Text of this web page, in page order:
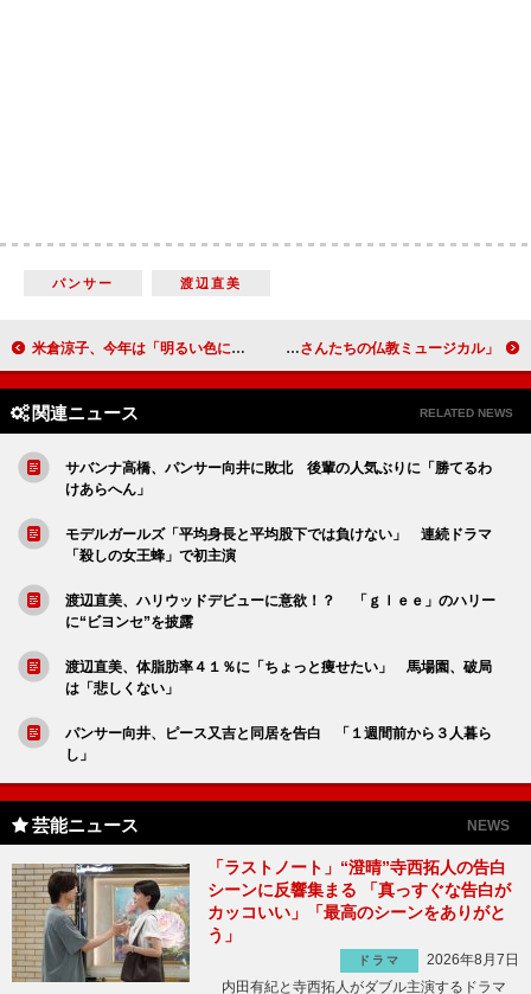
パンサー 渡辺直美
米倉涼子、今年は「明るい色にトライしたい」 ファッションショーにゲスト出演 舞台「ぶっせん」、ドラマ後から卒業までを描く 桐山漣「見どころは坊さんたちの仏教ミュージカル」
関連ニュース RELATED NEWS
サバンナ高橋、パンサー向井に敗北 後輩の人気ぶりに「勝てるわ
けあらへん」
モデルガールズ「平均身長と平均股下では負けない」 連続ドラマ
「殺しの女王蜂」で初主演
渡辺直美、ハリウッドデビューに意欲！？ 「ｇｌｅｅ」のハリー
に“ビヨンセ”を披露
渡辺直美、体脂肪率４１％に「ちょっと痩せたい」 馬場園、破局
は「悲しくない」
パンサー向井、ピース又吉と同居を告白 「１週間前から３人暮ら
し」
芸能ニュース NEWS
「ラストノート」“澄晴”寺西拓人の告白
シーンに反響集まる 「真っすぐな告白が
カッコいい」「最高のシーンをありがと
う」
ドラマ
2026年8月7日
内田有紀と寺西拓人がダブル主演するドラマ